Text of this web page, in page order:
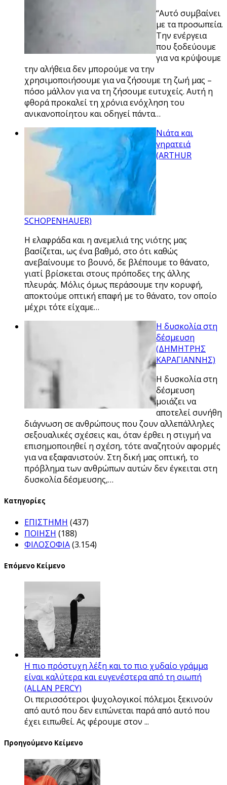
“Αυτό συμβαίνει
με τα προσωπεία.
Την ενέργεια
που ξοδεύουμε
για να κρύψουμε
την αλήθεια δεν μπορούμε να την
χρησιμοποιήσουμε για να ζήσουμε τη ζωή μας –
πόσο μάλλον για να τη ζήσουμε ευτυχείς. Αυτή η
φθορά προκαλεί τη χρόνια ενόχληση του
ανικανοποίητου και οδηγεί πάντα…
Νιάτα και
γηρατειά
(ARTHUR
SCHOPENHAUER)
Η ελαφράδα και η ανεμελιά της νιότης μας
βασίζεται, ως ένα βαθμό, στο ότι καθώς
ανεβαίνουμε το βουνό, δε βλέπουμε το θάνατο,
γιατί βρίσκεται στους πρόποδες της άλλης
πλευράς. Μόλις όμως περάσουμε την κορυφή,
αποκτούμε οπτική επαφή με το θάνατο, τον οποίο
μέχρι τότε είχαμε…
H δυσκολία στη
δέσμευση
(ΔΗΜΗΤΡΗΣ
ΚΑΡΑΓΙΑΝΝΗΣ)
H δυσκολία στη
δέσμευση
μοιάζει να
αποτελεί συνήθη
διάγνωση σε ανθρώπους που ζουν αλλεπάλληλες
σεξουαλικές σχέσεις και, όταν έρθει η στιγμή να
επισημοποιηθεί η σχέση, τότε αναζητούν αφορμές
για να εξαφανιστούν. Στη δική μας οπτική, το
πρόβλημα των ανθρώπων αυτών δεν έγκειται στη
δυσκολία δέσμευσης,…
Kατηγορίες
ΕΠΙΣΤΗΜΗ (437)
ΠΟΙΗΣΗ (188)
ΦΙΛΟΣΟΦΙΑ(3.154)
Επόμενο Κείμενο
Η πιο πρόστυχη λέξη και το πιο χυδαίο γράμμα
είναι καλύτερα και ευγενέστερα από τη σιωπή
(ALLAN PERCY)
Οι περισσότεροι ψυχολογικοί πόλεµοι ξεκινούν
από αυτό που δεν ειπώνεται παρά από αυτό που
έχει ειπωθεί. Ας φέρουµε στον ...
Προηγούμενο Κείμενο